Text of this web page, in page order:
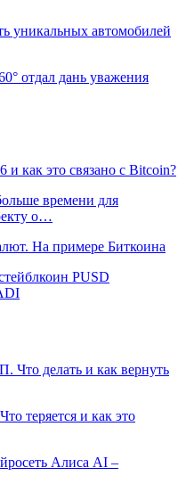
уникальных автомобилей
отдал дань уважения
и как это связано с Bitcoin?
времени для
о…
На примере Биткоина
PUSD
делать и как вернуть
теряется и как это
Алиса AI –